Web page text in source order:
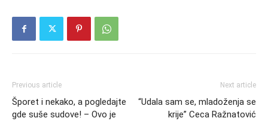
Previous article
Šporet i nekako, a pogledajte
gde suše sudove! – Ovo je
Next article
“Udala sam se, mladoženja se
krije” Ceca Ražnatović